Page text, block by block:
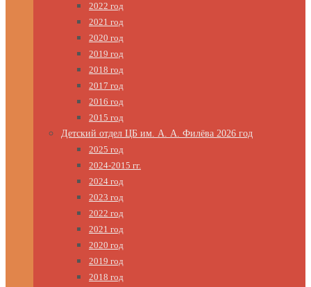
2022 год
2021 год
2020 год
2019 год
2018 год
2017 год
2016 год
2015 год
Детский отдел ЦБ им. А. А. Филёва 2026 год
2025 год
2024-2015 гг.
2024 год
2023 год
2022 год
2021 год
2020 год
2019 год
2018 год